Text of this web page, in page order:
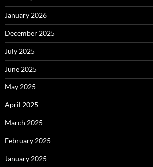
January 2026
December 2025
July 2025
June 2025
May 2025
April 2025
March 2025
February 2025
January 2025